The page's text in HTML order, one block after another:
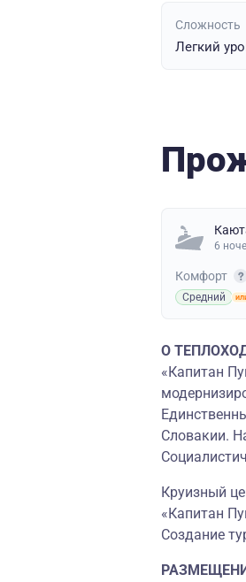
Сложность
Легкий
6
Комфорт
Средний
О
«Капитан
Словакии.
Круизный
«Капитан
Создание